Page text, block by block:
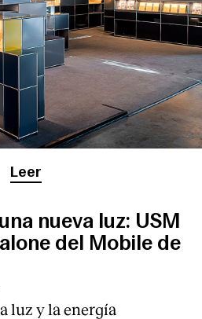
Leer
nueva luz: USM
del Mobile de
luz y la energía